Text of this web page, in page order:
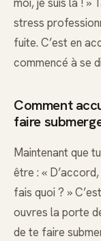
moi, je suis là ! »
stress
fuite. C’est en
commencé à se
Comment
faire
Maintenant que
être : «
fais quoi ? »
ouvres la porte
de te faire